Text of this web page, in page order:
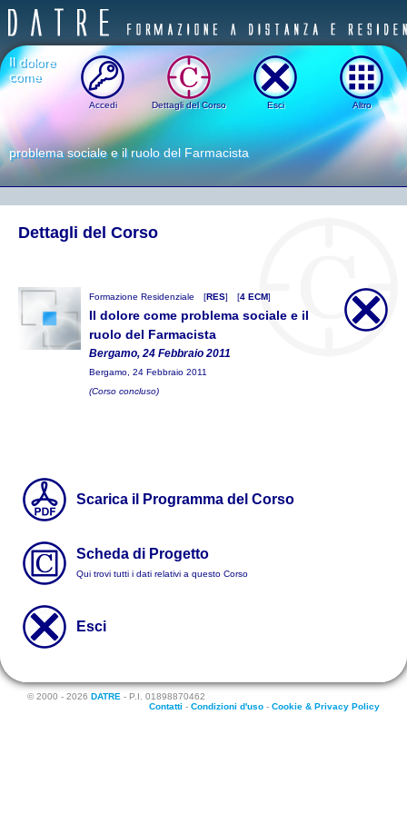
Accedi Dettagli del Corso Esci Altro
Il dolore
come
problema sociale e il ruolo del Farmacista
Dettagli del Corso
Formazione Residenziale [RES] [4 ECM]
Il dolore come problema sociale e il
ruolo del Farmacista
Bergamo, 24 Febbraio 2011
Bergamo, 24 Febbraio 2011
(Corso concluso)
Scarica il Programma del Corso
Scheda di Progetto
Qui trovi tutti i dati relativi a questo Corso
Esci
© 2000 - 2026 DATRE - P.I. 01898870462
Contatti - Condizioni d'uso - Cookie & Privacy Policy